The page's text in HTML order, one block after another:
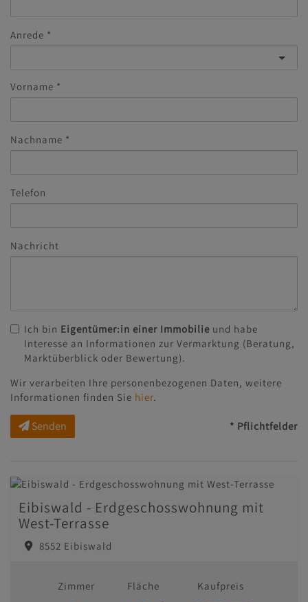
Anrede
Vorname
Nachname
Telefon
Nachricht
Ich bin Eigentümer:in einer Immobilie und habe
Interesse an Informationen zur Vermarktung (Beratung,
Marktüberblick oder Bewertung).
Wir verarbeiten Ihre personenbezogenen Daten, weitere
Informationen finden Sie hier.
Senden * Pflichtfelder
Eibiswald - Erdgeschosswohnung mit
West-Terrasse
8552 Eibiswald
Zimmer
Fläche
Kaufpreis